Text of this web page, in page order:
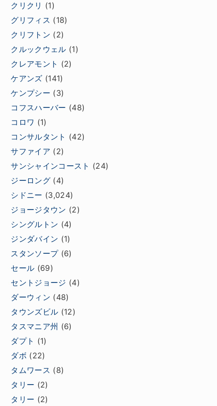
クリクリ (1)
グリフィス (18)
クリフトン (2)
クルックウェル (1)
クレアモント (2)
ケアンズ (141)
ケンプシー (3)
コフスハーバー (48)
コロワ (1)
コンサルタント (42)
サファイア (2)
サンシャインコースト (24)
ジーロング (4)
シドニー (3,024)
ジョージタウン (2)
シングルトン (4)
ジンダバイン (1)
スタンソープ(6)
セール (69)
セントジョージ (4)
ダーウィン (48)
タウンズビル (12)
タスマニア州 (6)
ダプト (1)
ダボ (22)
タムワース (8)
タリー (2)
タリー (2)